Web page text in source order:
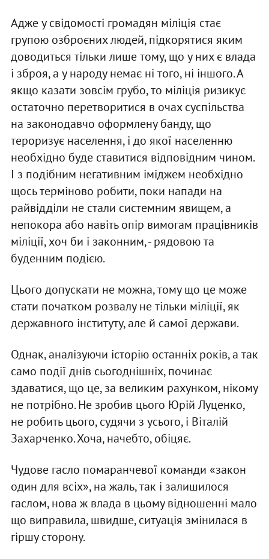
Адже у свідомості громадян міліція стає
групою озброєних людей, підкорятися яким
доводиться тільки лише тому, що у них є влада
і зброя, а у народу немає ні того, ні іншого. А
якщо казати зовсім грубо, то міліція ризикує
остаточно перетворитися в очах суспільства
на законодавчо оформлену банду, що
тероризує населення, і до якої населенню
необхідно буде ставитися відповідним чином.
І з подібним негативним іміджем необхідно
щось терміново робити, поки напади на
райвідділи не стали системним явищем, а
непокора або навіть опір вимогам працівників
міліції, хоч би і законним, - рядовою та
буденним подією.
Цього допускати не можна, тому що це може
стати початком розвалу не тільки міліції, як
державного інституту, але й самої держави.
Однак, аналізуючи історію останніх років, а так
само події днів сьогоднішніх, починає
здаватися, що це, за великим рахунком, нікому
не потрібно. Не зробив цього Юрій Луценко,
не робить цього, судячи з усього, і Віталій
Захарченко. Хоча, начебто, обіцяє.
Чудове гасло помаранчевої команди «закон
один для всіх», на жаль, так і залишилося
гаслом, нова ж влада в цьому відношенні мало
що виправила, швидше, ситуація змінилася в
гіршу сторону.